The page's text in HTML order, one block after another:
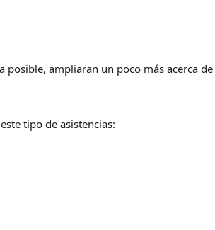
ampliaran un poco más acerca
tipo de asistencias: